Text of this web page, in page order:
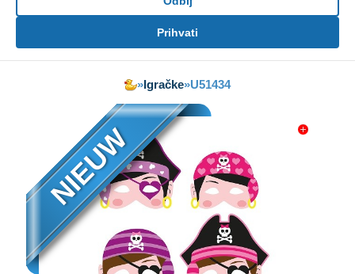
Prihvati
»Igračke»U51434
NIEUW